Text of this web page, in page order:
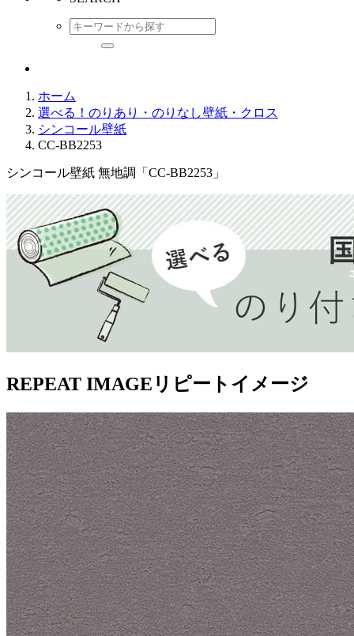
ホーム
選べる！のりあり・のりなし壁紙・クロス
シンコール壁紙
CC-BB2253
シンコール壁紙 無地調「CC-BB2253」
REPEAT IMAGE リピートイメージ